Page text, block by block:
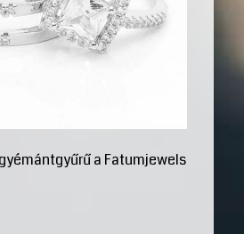
a Fatumjewels